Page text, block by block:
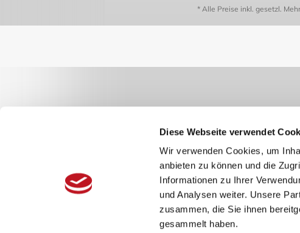
Diese Webseite verwendet
Wir verwenden Cookies, um
anbieten zu können und die
Informationen zu Ihrer
und Analysen weiter. Unsere
zusammen, die Sie ihnen
gesammelt haben.
* Alle Preise inkl. gesetzl.